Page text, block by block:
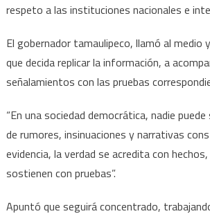
respeto a las instituciones nacionales e
El gobernador tamaulipeco, llamó al medio
que decida replicar la información, a
señalamientos con las pruebas
“En una sociedad democrática, nadie
de rumores, insinuaciones y narrativas
evidencia, la verdad se acredita con
sostienen con pruebas”.
Apuntó que seguirá concentrado,